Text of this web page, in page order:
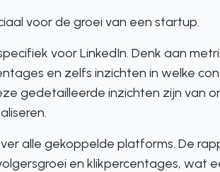
voor de groei van een startup.
voor LinkedIn. Denk aan
en zelfs inzichten in welke
gedetailleerde inzichten zijn van
alle gekoppelde platforms. De
en klikpercentages, wat